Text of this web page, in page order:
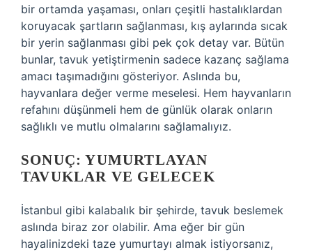
bir ortamda yaşaması, onları çeşitli hastalıklardan
koruyacak şartların sağlanması, kış aylarında sıcak
bir yerin sağlanması gibi pek çok detay var. Bütün
bunlar, tavuk yetiştirmenin sadece kazanç sağlama
amacı taşımadığını gösteriyor. Aslında bu,
hayvanlara değer verme meselesi. Hem hayvanların
refahını düşünmeli hem de günlük olarak onların
sağlıklı ve mutlu olmalarını sağlamalıyız.
SONUÇ: YUMURTLAYAN
TAVUKLAR VE GELECEK
İstanbul gibi kalabalık bir şehirde, tavuk beslemek
aslında biraz zor olabilir. Ama eğer bir gün
hayalinizdeki taze yumurtayı almak istiyorsanız,